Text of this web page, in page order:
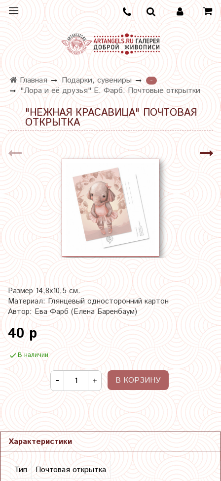
Главная Подарки, сувениры
-
"Лора и её друзья" Е. Фарб. Почтовые открытки
"НЕЖНАЯ КРАСАВИЦА" ПОЧТОВАЯ
ОТКРЫТКА
Размер 14,8х10,5 см.
Материал: Глянцевый односторонний картон
Автор: Ева Фарб (Елена Баренбаум)
40 р
В наличии
В КОРЗИНУ
Характеристики
Тип Почтовая открытка